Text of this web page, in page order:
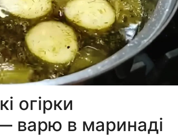
огірки
варю в маринаді